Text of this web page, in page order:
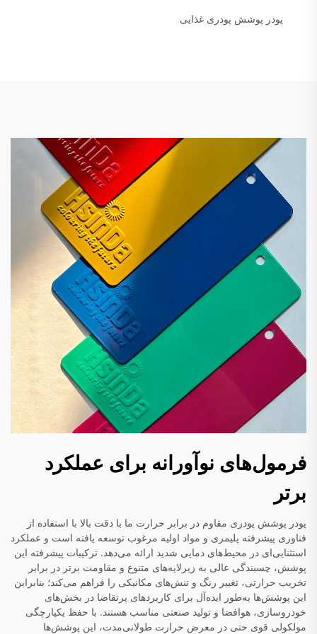
پودر پوشش پودری غذایی
فرمول‌های نوآورانه برای عملکرد
برتر
پودر پوشش پودری مقاوم در برابر حرارت ما با دقت بالا با استفاده از
فناوری پیشرفته پلیمری و مواد اولیه مرغوب توسعه یافته است و عملکرد
استثنایی‌ای در محیط‌های دمایی شدید ارائه می‌دهد. ترکیبات پیشرفته این
پوشش، چسبندگی عالی به زیرلایه‌های متنوع و مقاومت برتر در برابر
تخریب حرارتی، تغییر رنگ و تنش‌های مکانیکی را فراهم می‌کند؛ بنابراین
این پوشش‌ها به‌طور ایده‌آل برای کاربردهای پرتقاضا در بخش‌های
خودروسازی، هوافضا و تولید صنعتی مناسب هستند. با حفظ یکپارچگی
مولکولی قوی حتی در معرض حرارت طولانی‌مدت، این پوشش‌ها